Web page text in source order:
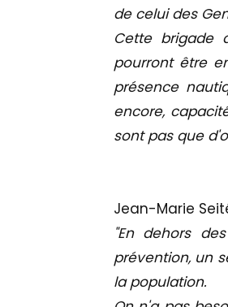
de celui des
Cette brigade
pourront être
présence
encore,
sont pas que
Jean-Marie
"En dehors
prévention, un
la population.